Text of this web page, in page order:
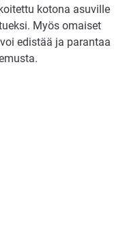
kotona asuville
Myös omaiset
edistää ja parantaa